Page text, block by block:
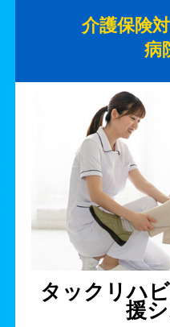
介護保険
病
タックリハ
援